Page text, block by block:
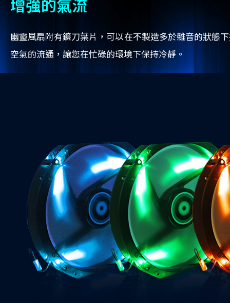
增強的氣流
幽靈風扇附有鐮刀葉片，可以在不製造多於雜音的狀態
空氣的流通，讓您在忙碌的環境下保持冷靜。